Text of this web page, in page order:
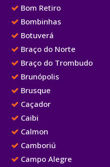
Bom Retiro
Bombinhas
Botuverá
Braço do Norte
Braço do Trombudo
Brunópolis
Brusque
Caçador
Caibi
Calmon
Camboriú
Campo Alegre